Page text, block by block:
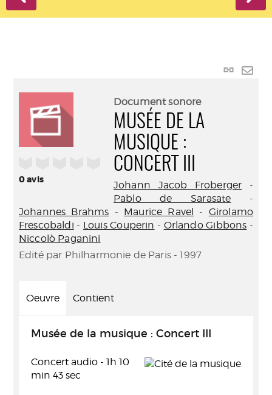
Lien
0avis
Document sonore
MUSÉE DE LA
MUSIQUE :
CONCERT III
Johann Jacob Froberger -
Pablo de Sarasate -
Johannes Brahms - Maurice Ravel - Girolamo
Frescobaldi - Louis Couperin - Orlando Gibbons -
Niccolò Paganini
Edité par Philharmonie de Paris - 1997
Oeuvre Contient
Musée de la musique : Concert III
Concert audio - 1h 10
min 43 sec